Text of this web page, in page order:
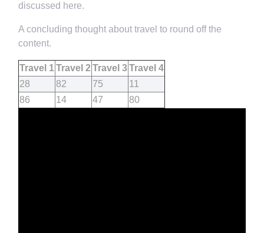
discussed here.
A concluding thought about travel to round off the
content.
Travel 1Travel 2 Travel 3Travel 4
28
82 75
11
86
14 47 80